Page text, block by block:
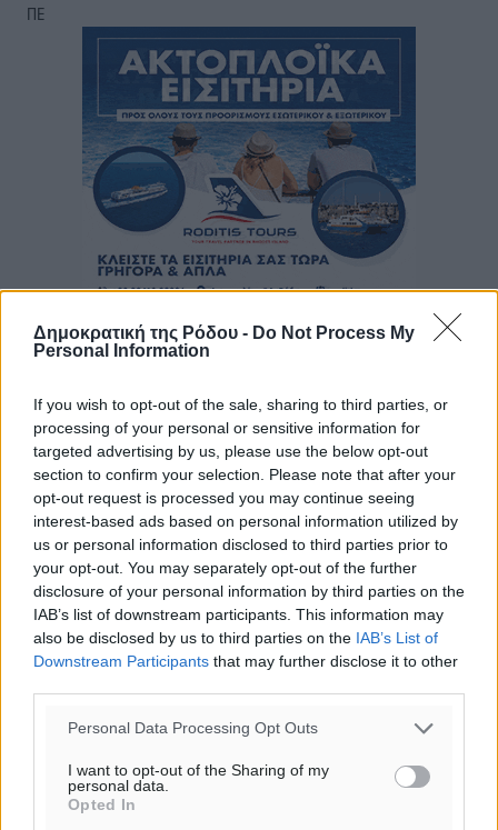
Δημοκρατική της Ρόδου - Do Not Process My
Personal Information
If you wish to opt-out of the sale, sharing to third parties, or
processing of your personal or sensitive information for
targeted advertising by us, please use the below opt-out
section to confirm your selection. Please note that after your
opt-out request is processed you may continue seeing
interest-based ads based on personal information utilized by
us or personal information disclosed to third parties prior to
your opt-out. You may separately opt-out of the further
disclosure of your personal information by third parties on the
IAB’s list of downstream participants. This information may
also be disclosed by us to third parties on the IAB’s List of
Downstream Participants that may further disclose it to other
Personal Data Processing Opt Outs
I want to opt-out of the Sharing of my
personal data.
Opted In
ΠΕ